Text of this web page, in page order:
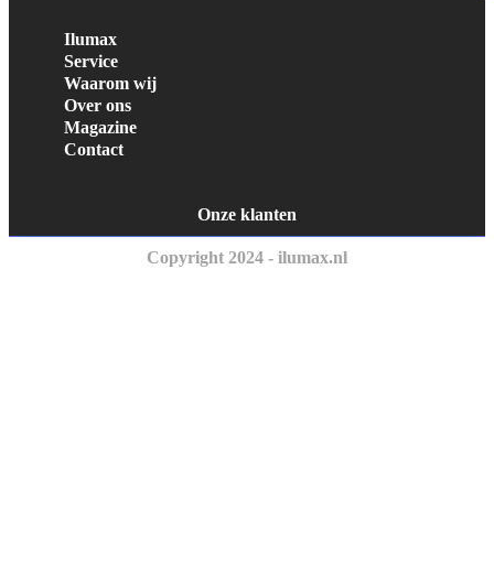
Ilumax
Service
Waarom wij
Over ons
Magazine
Contact
Onze klanten
Copyright 2024 - ilumax.nl